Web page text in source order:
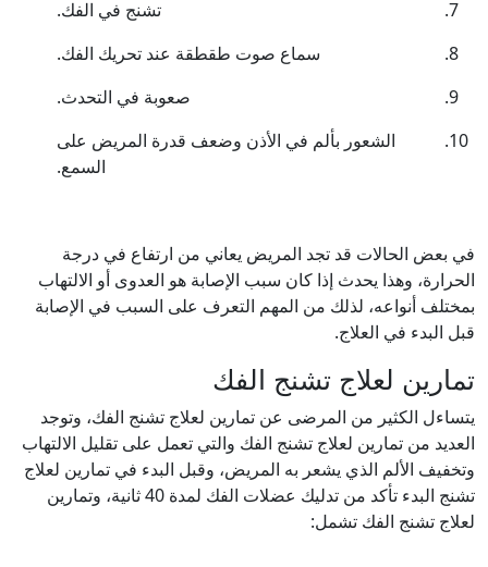
تشنج في الفك.
سماع صوت طقطقة عند تحريك الفك.
صعوبة في التحدث.
الشعور بألم في الأذن وضعف قدرة المريض على
السمع.
في بعض الحالات قد تجد المريض يعاني من ارتفاع في درجة
الحرارة، وهذا يحدث إذا كان سبب الإصابة هو العدوى أو الالتهاب
بمختلف أنواعه، لذلك من المهم التعرف على السبب في الإصابة
قبل البدء في العلاج.
تمارين لعلاج تشنج الفك
يتساءل الكثير من المرضى عن تمارين لعلاج تشنج الفك، وتوجد
العديد من تمارين لعلاج تشنج الفك والتي تعمل على تقليل الالتهاب
وتخفيف الألم الذي يشعر به المريض، وقبل البدء في تمارين لعلاج
تشنج البدء تأكد من تدليك عضلات الفك لمدة 40 ثانية، وتمارين
لعلاج تشنج الفك تشمل: